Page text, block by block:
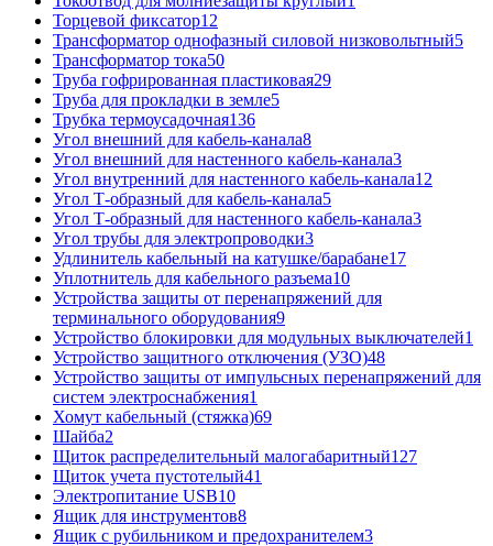
Торцевой фиксатор12
Трансформатор однофазный силовой низковольтный5
Трансформатор тока50
Труба гофрированная пластиковая29
Труба для прокладки в земле5
Трубка термоусадочная136
Угол внешний для кабель-канала8
Угол внешний для настенного кабель-канала3
Угол внутренний для настенного кабель-канала12
Угол Т-образный для кабель-канала5
Угол Т-образный для настенного кабель-канала3
Угол трубы для электропроводки3
Удлинитель кабельный на катушке/барабане17
Уплотнитель для кабельного разъема10
Устройства защиты от перенапряжений для
терминального оборудования9
Устройство блокировки для модульных выключателей1
Устройство защитного отключения (УЗО)48
Устройство защиты от импульсных перенапряжений для
систем электроснабжения1
Хомут кабельный (стяжка)69
Шайба2
Щиток распределительный малогабаритный127
Щиток учета пустотелый41
Электропитание USB10
Ящик для инструментов8
Ящик с рубильником и предохранителем3